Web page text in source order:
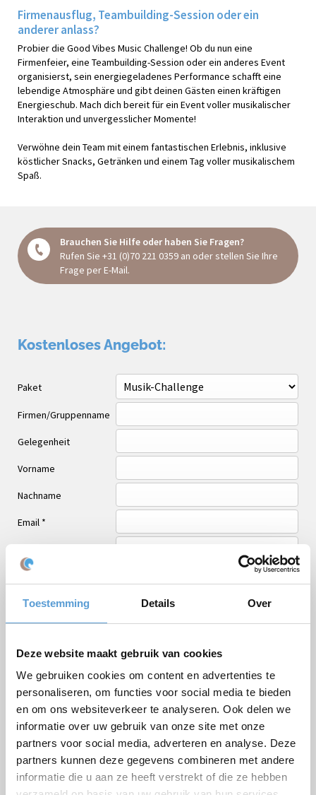
Toestemming Details Over
Deze website maakt gebruik van cookies
We gebruiken cookies om content en advertenties te
personaliseren, om functies voor social media te bieden
en om ons websiteverkeer te analyseren. Ook delen we
informatie over uw gebruik van onze site met onze
partners voor social media, adverteren en analyse. Deze
partners kunnen deze gegevens combineren met andere
informatie die u aan ze heeft verstrekt of die ze hebben
Firmenausflug, Teambuilding-Session oder ein
anderer anlass?
Probier die Good Vibes Music Challenge! Ob du nun eine
Firmenfeier, eine Teambuilding-Session oder ein anderes Event
organisierst, sein energiegeladenes Performance schafft eine
lebendige Atmosphäre und gibt deinen Gästen einen kräftigen
Energieschub. Mach dich bereit für ein Event voller musikalischer
Interaktion und unvergesslicher Momente!
Verwöhne dein Team mit einem fantastischen Erlebnis, inklusive
köstlicher Snacks, Getränken und einem Tag voller musikalischem
Spaß.
Brauchen Sie Hilfe oder haben Sie Fragen?
Rufen Sie +31 (0)70 221 0359 an oder stellen Sie Ihre
Frage per E-Mail.
Kostenloses Angebot:
Paket
Firmen/Gruppenname
Gelegenheit
Vorname
Nachname
Email *
Gewünschte Startzeit
Optionen/Ergänzungen
Termin
Getränkearrangement
Mittagessen
Grillen/Abendessen
Bemerkungen